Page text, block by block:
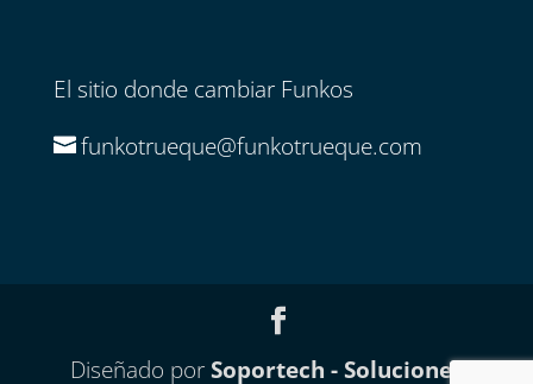
El sitio donde cambiar Funkos
funkotrueque@funkotrueque.com
Diseñado porSoportech - Soluciones